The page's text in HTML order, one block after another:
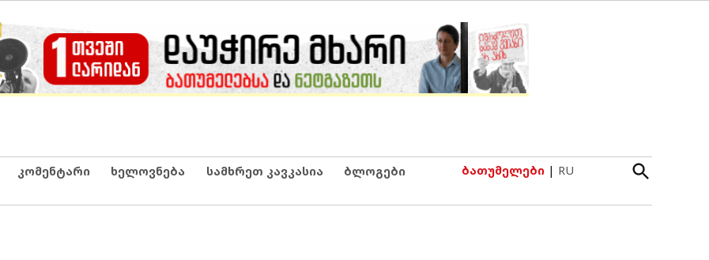
კომენტარი ხელოვნება სამხრეთ კავკასია ბლოგები ბათუმელები | RU
Open
Search